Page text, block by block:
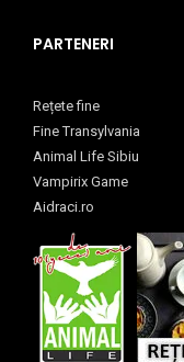
PARTENERI
Rețete fine
Fine Transylvania
Animal Life Sibiu
Vampirix Game
Aidraci.ro